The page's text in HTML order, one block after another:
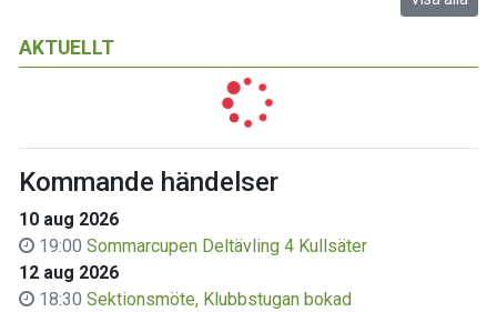
AKTUELLT
Kommande händelser
10 aug 2026
19:00 Sommarcupen Deltävling 4 Kullsäter
12 aug 2026
18:30 Sektionsmöte, Klubbstugan bokad